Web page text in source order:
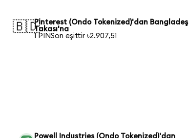
🇧🇩Pinterest (Ondo Tokenized)'dan Bangladeş
Takası'na
1 PINSon eşittir ৳2.907,51
Powell Industries (Ondo Tokenized)'dan